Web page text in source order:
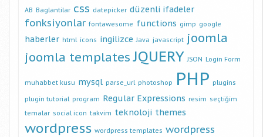
AB Baglantilar css datepicker düzenli ifadeler
fonksiyonlar fontawesome functions gimp google
haberler html icons ingilizce Java javascript joomla
joomla templates JQUERY JSON Login Form
muhabbet kusu mysql parse_url photoshop PHP plugins
plugin tutorial program Regular Expressions resim seçtiğim
temalar social icon takvim teknoloji themes
wordpress wordpress templates wordpress